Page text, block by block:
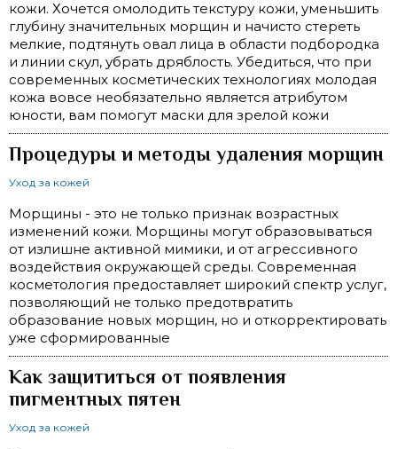
кожи. Хочется омолодить текстуру кожи, уменьшить
глубину значительных морщин и начисто стереть
мелкие, подтянуть овал лица в области подбородка
и линии скул, убрать дряблость. Убедиться, что при
современных косметических технологиях молодая
кожа вовсе необязательно является атрибутом
юности, вам помогут маски для зрелой кожи
Процедуры и методы удаления морщин
Уход за кожей
Морщины - это не только признак возрастных
изменений кожи. Морщины могут образовываться
от излишне активной мимики, и от агрессивного
воздействия окружающей среды. Современная
косметология предоставляет широкий спектр услуг,
позволяющий не только предотвратить
образование новых морщин, но и откорректировать
уже сформированные
Как защититься от появления
пигментных пятен
Уход за кожей